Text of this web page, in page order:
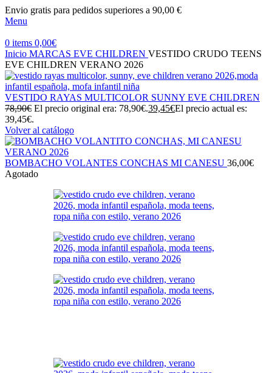
Envio gratis para pedidos superiores a 90,00 €
Menu
0 items 0,00€
Inicio MARCAS EVE CHILDREN VESTIDO CRUDO TEENS
EVE CHILDREN VERANO 2026
VESTIDO RAYAS MULTICOLOR SUNNY EVE CHILDREN
78,90€ El precio original era: 78,90€.39,45€El precio actual es:
39,45€.
Volver al catálogo
BOMBACHO VOLANTES CONCHAS MI CANESU 36,00€
Agotado